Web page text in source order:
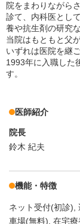
院をまわりながら
診て、内科医とし
養や抗生剤の研究
当院はもともと父
いずれは医院を継
1993年に入職した
す。
医師紹介
院長
鈴木 紀夫
機能・特徴
ネット受付(初診)
車場(無料) 在宅